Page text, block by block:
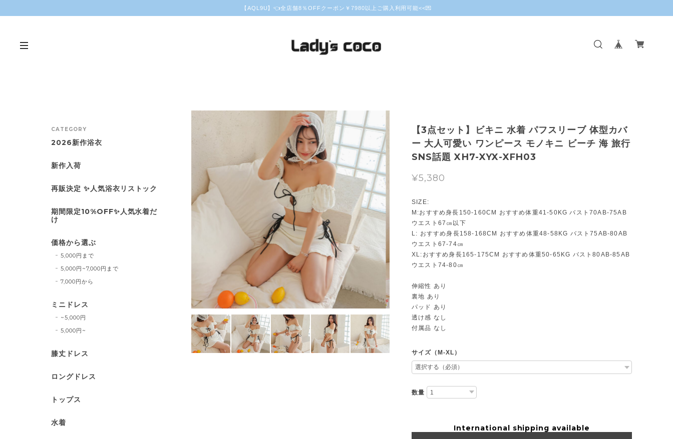
【AQL9U】👈全店舗8％OFFクーポン￥7980以上ご購入利用可能<<💌
【3点セット】ビキニ 水着 パフスリーブ 体型カバ
ー 大人可愛い ワンピース モノキニ ビーチ 海 旅行
SNS話題 XH7-XYX-XFH03
¥5,380
SIZE:
M:おすすめ身長150-160CM おすすめ体重41-50KG バスト70AB-75AB
ウエスト67㎝以下
L: おすすめ身長158-168CM おすすめ体重48-58KG バスト75AB-80AB
ウエスト67-74㎝
XL:おすすめ身長165-175CM おすすめ体重50-65KG バスト80AB-85AB
ウエスト74-80㎝
伸縮性 あり
裏地 あり
パッド あり
透け感 なし
付属品 なし
サイズ（M-XL）
数量
International shipping available
CATEGORY
2026新作浴衣
新作入荷
再販決定 ✨人気浴衣リストック
期間限定10%OFF✨人気水着だ
け
価格から選ぶ
5,000円まで
5,000円~7,000円まで
7,000円から
ミニドレス
~5,000円
5,000円~
膝丈ドレス
ロングドレス
トップス
水着